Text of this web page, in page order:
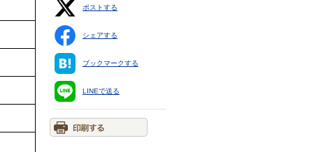
ポストする
シェアする
ブックマークする
LINEで送る